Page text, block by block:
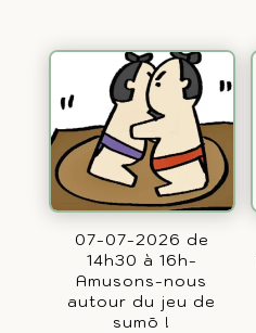
07-07-2026 de
14h30 à 16h-
Amusons-nous
autour du jeu de
sumō !